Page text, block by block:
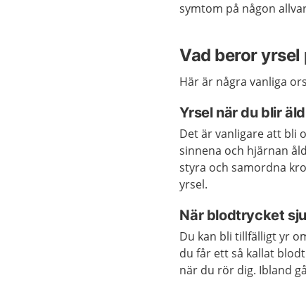
symtom på någon
Vad beror yrsel
Här är några vanliga
Yrsel när du blir
Det är vanligare att bli
sinnena och hjärnan
styra och samordna
yrsel.
När blodtrycket
Du kan bli tillfälligt yr
du får ett så kallat
när du rör dig. Ibland